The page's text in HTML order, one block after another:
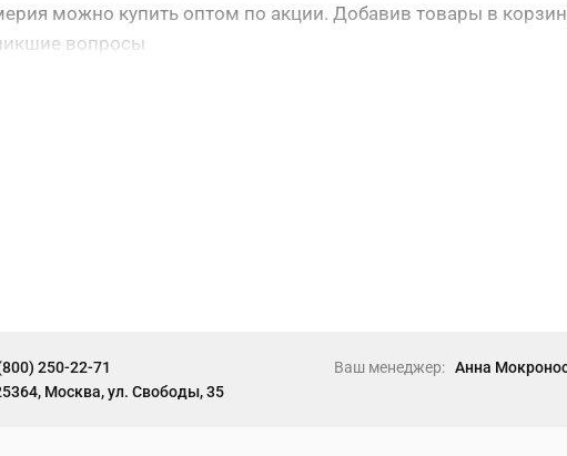
можно купить оптом по акции. Добавив товары в
вопросы
250-22-71
Москва, ул. Свободы, 35
Ваш менеджер: Анна